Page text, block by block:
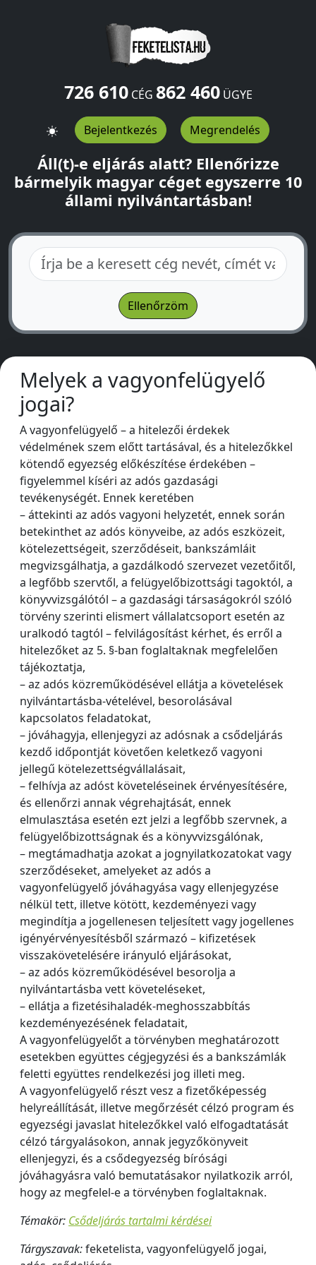
726 610CÉG 862 460ÜGYE
Bejelentkezés Megrendelés
Áll(t)-e eljárás alatt? Ellenőrizze
bármelyik magyar céget egyszerre 10
állami nyilvántartásban!
Melyek a vagyonfelügyelő
jogai?
A vagyonfelügyelő – a hitelezői érdekek
védelmének szem előtt tartásával, és a hitelezőkkel
kötendő egyezség előkészítése érdekében –
figyelemmel kíséri az adós gazdasági
tevékenységét. Ennek keretében
– áttekinti az adós vagyoni helyzetét, ennek során
betekinthet az adós könyveibe, az adós eszközeit,
kötelezettségeit, szerződéseit, bankszámláit
megvizsgálhatja, a gazdálkodó szervezet vezetőitől,
a legfőbb szervtől, a felügyelőbizottsági tagoktól, a
könyvvizsgálótól – a gazdasági társaságokról szóló
törvény szerinti elismert vállalatcsoport esetén az
uralkodó tagtól – felvilágosítást kérhet, és erről a
hitelezőket az 5. §-ban foglaltaknak megfelelően
tájékoztatja,
– az adós közreműködésével ellátja a követelések
nyilvántartásba-vételével, besorolásával
kapcsolatos feladatokat,
– jóváhagyja, ellenjegyzi az adósnak a csődeljárás
kezdő időpontját követően keletkező vagyoni
jellegű kötelezettségvállalásait,
– felhívja az adóst követeléseinek érvényesítésére,
és ellenőrzi annak végrehajtását, ennek
elmulasztása esetén ezt jelzi a legfőbb szervnek, a
felügyelőbizottságnak és a könyvvizsgálónak,
– megtámadhatja azokat a jognyilatkozatokat vagy
szerződéseket, amelyeket az adós a
vagyonfelügyelő jóváhagyása vagy ellenjegyzése
nélkül tett, illetve kötött, kezdeményezi vagy
megindítja a jogellenesen teljesített vagy jogellenes
igényérvényesítésből származó – kifizetések
visszakövetelésére irányuló eljárásokat,
– az adós közreműködésével besorolja a
nyilvántartásba vett követeléseket,
– ellátja a fizetésihaladék-meghosszabbítás
kezdeményezésének feladatait,
A vagyonfelügyelőt a törvényben meghatározott
esetekben együttes cégjegyzési és a bankszámlák
feletti együttes rendelkezési jog illeti meg.
A vagyonfelügyelő részt vesz a fizetőképesség
helyreállítását, illetve megőrzését célzó program és
egyezségi javaslat hitelezőkkel való elfogadtatását
célzó tárgyalásokon, annak jegyzőkönyveit
ellenjegyzi, és a csődegyezség bírósági
jóváhagyásra való bemutatásakor nyilatkozik arról,
hogy az megfelel-e a törvényben foglaltaknak.
Témakör: Csődeljárás tartalmi kérdései
Tárgyszavak:feketelista, vagyonfelügyelő jogai,